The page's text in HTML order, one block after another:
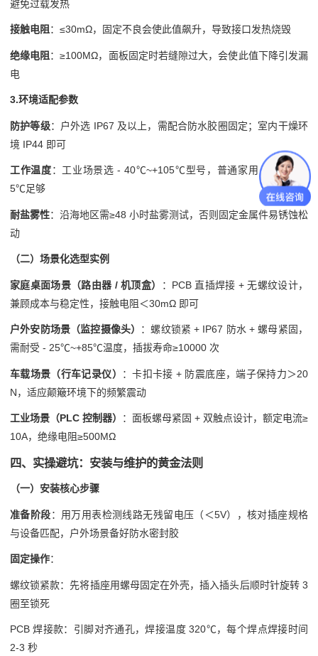
避免过载发热
接触电阻：≤30mΩ，固定不良会使此值飙升，导致接口发热烧毁
绝缘电阻 ：≥100MΩ，面板固定时若缝隙过大，会使此值下降引发漏
电
3.环境适配参数
防护等级：户外选 IP67 及以上，需配合防水胶圈固定；室内干燥环
境 IP44 即可
工作温度：工业场景选 - 40℃~+105℃型号，普通家用 - 25℃~+8
5℃足够
耐盐雾性：沿海地区需≥48 小时盐雾测试，否则固定金属件易锈蚀松
动
（二）场景化选型实例
家庭桌面场景（路由器 / 机顶盒）
：PCB 直插焊接 + 无螺纹设计，
兼顾成本与稳定性，接触电阻＜30mΩ 即可
户外安防场景（监控摄像头）
：螺纹锁紧 + IP67 防水 + 螺母紧固，
需耐受 - 25℃~+85℃温度，插拔寿命≥10000 次
车载场景（行车记录仪）
：卡扣卡接 + 防震底座，端子保持力＞20
N，适应颠簸环境下的频繁震动
工业场景（PLC 控制器）
：面板螺母紧固 + 双触点设计，额定电流≥
10A，绝缘电阻≥500MΩ
四、实操避坑：安装与维护的黄金法则
（一）安装核心步骤
准备阶段：用万用表检测线路无残留电压（＜5V），核对插座规格
与设备匹配，户外场景备好防水密封胶
固定操作：
螺纹锁紧款：先将插座用螺母固定在外壳，插入插头后顺时针旋转 3
圈至锁死
PCB 焊接款：引脚对齐通孔，焊接温度 320℃，每个焊点焊接时间
2-3 秒